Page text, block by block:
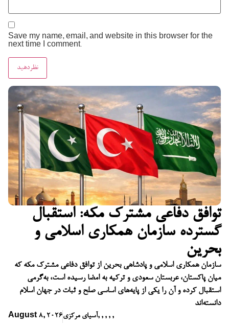
توافق دفاعی مشترک مکه: استقبال
گسترده سازمان همکاری اسلامی و
بحرین
سازمان همکاری اسلامی و پادشاهی بحرین از توافق دفاعی مشترک مکه که
میان پاکستان، عربستان سعودی و ترکیه به امضا رسیده است، به‌گرمی
استقبال کرده و آن را یکی از پایه‌های اساسی صلح و ثبات در جهان اسلام
دانسته‌اند
August 8, 2026آسیای مرکزی, , , , ,
Save my name, email, and website in this browser for the
next time I comment.